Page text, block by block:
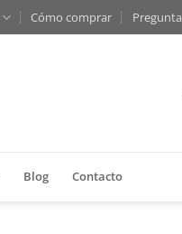
Cómo comprar
Blog Contacto